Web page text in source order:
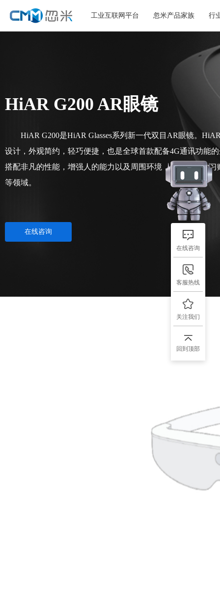
工业互联网平台 忽米产品家族 行
HiAR G200 AR眼镜
HiAR G200是HiAR Glasses系列新一代双目AR眼镜。
设计，外观简约，轻巧便捷，也是全球首款配备4G通讯功能
搭配非凡的性能，增强人的能力以及周围环境，为工作、学
等领域。
在线咨询
hello~忽米【物联感知平台】提
供设备快速接入、高并发数据通
一下
在线咨询
客服热线
关注我们
回到顶部